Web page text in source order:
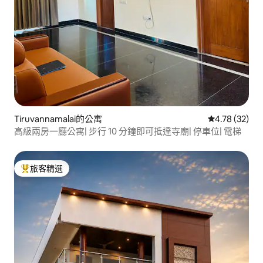
Tiruvannamalai的公寓 從 32 則評價
4.78 (32)
高級兩房一廳公寓| 步行 10 分鐘即可抵達寺廟| 停車位| 電梯
旅客精選榜首
旅客精選